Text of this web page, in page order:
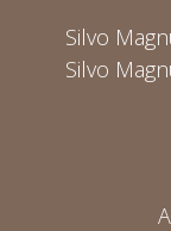
Silvo
Silvo